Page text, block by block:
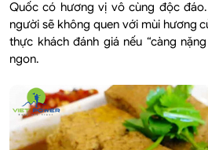
Quốc có hương vị vô cùng độc
người sẽ không quen với mùi hương
thực khách đánh giá nếu “càng
ngon.